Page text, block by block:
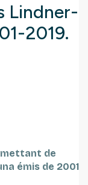
Lindner-
2019.
de
émis de 2001